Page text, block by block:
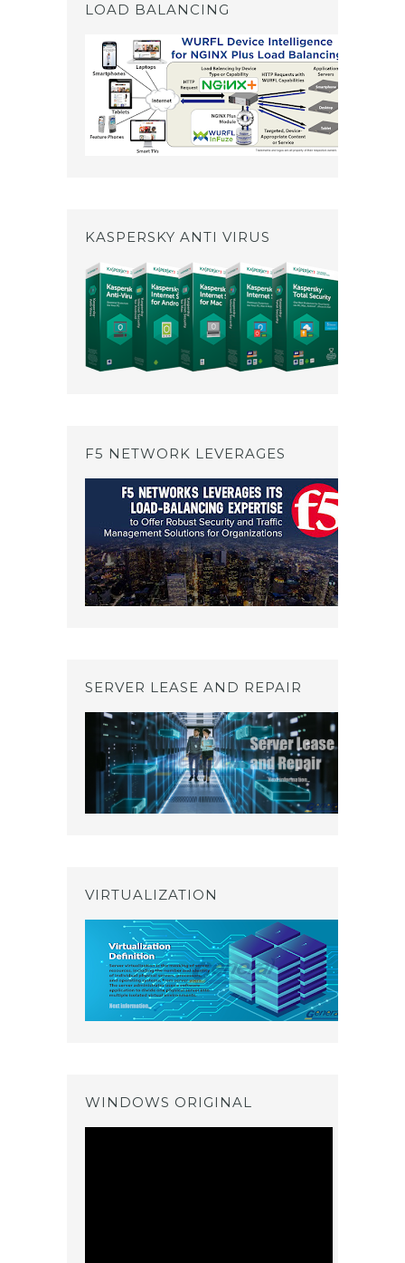
LOAD BALANCING
KASPERSKY ANTI VIRUS
F5 NETWORK LEVERAGES
SERVER LEASE AND REPAIR
VIRTUALIZATION
WINDOWS ORIGINAL